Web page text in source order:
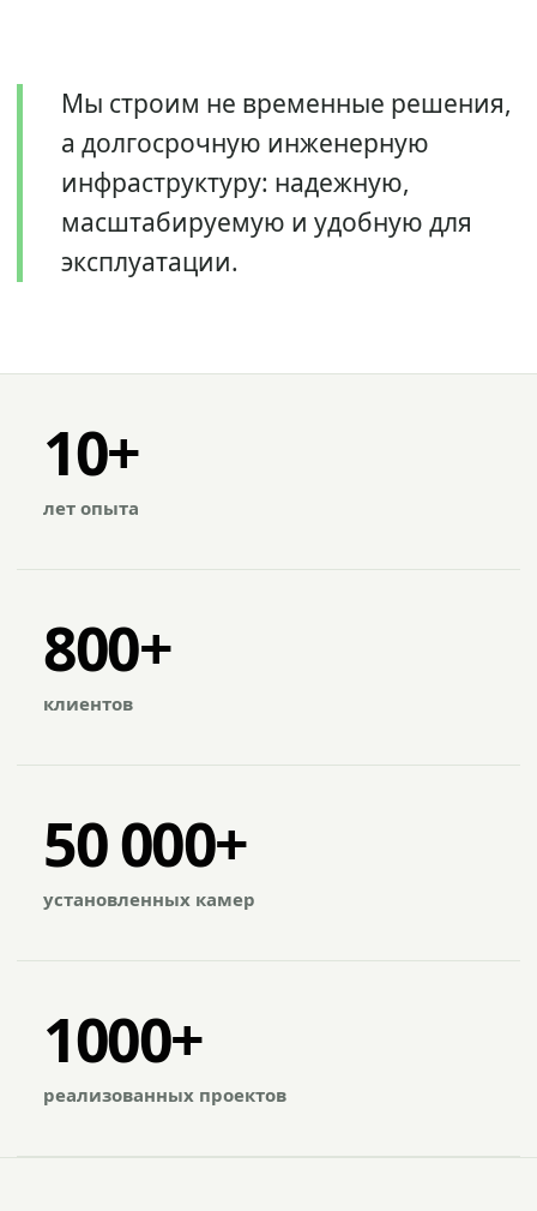
Мы строим не временные решения,
а долгосрочную инженерную
инфраструктуру: надежную,
масштабируемую и удобную для
эксплуатации.
10+
лет опыта
800+
клиентов
50 000+
установленных камер
1000+
реализованных проектов